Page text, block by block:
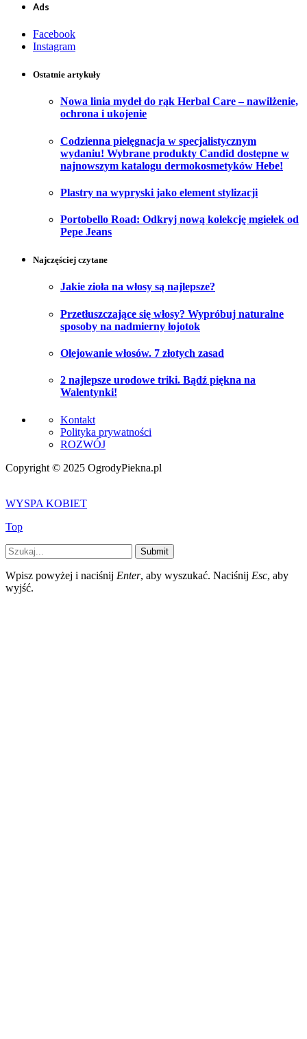
Ads
Facebook
Instagram
Ostatnie artykuły
Nowa linia mydeł do rąk Herbal Care – nawilżenie,
ochrona i ukojenie
Codzienna pielęgnacja w specjalistycznym
wydaniu! Wybrane produkty Candid dostępne w
najnowszym katalogu dermokosmetyków Hebe!
Plastry na wypryski jako element stylizacji
Portobello Road: Odkryj nową kolekcję mgiełek od
Pepe Jeans
Najczęściej czytane
Jakie zioła na włosy są najlepsze?
Przetłuszczające się włosy? Wypróbuj naturalne
sposoby na nadmierny łojotok
Olejowanie włosów. 7 złotych zasad
2 najlepsze urodowe triki. Bądź piękna na
Walentynki!
Kontakt
Polityka prywatności
ROZWÓJ
Copyright © 2025 OgrodyPiekna.pl
WYSPA KOBIET
Top
Submit
Wpisz powyżej i naciśnij Enter, aby wyszukać. Naciśnij Esc, aby
wyjść.